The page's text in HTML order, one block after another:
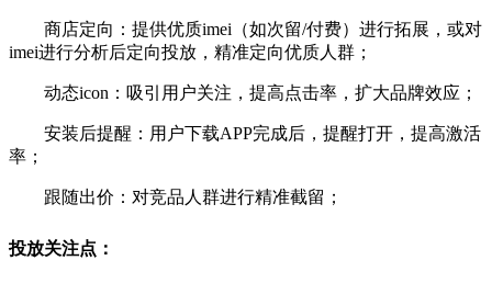
商店定向：提供优质imei（如次留/付费）进行拓展，或对
imei进行分析后定向投放，精准定向优质人群；
动态icon：吸引用户关注，提高点击率，扩大品牌效应；
安装后提醒：用户下载APP完成后，提醒打开，提高激活
率；
跟随出价：对竞品人群进行精准截留；
投放关注点：